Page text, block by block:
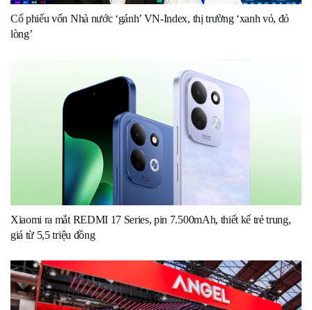
Cổ phiếu vốn Nhà nước ‘gánh’ VN-Index, thị trường ‘xanh vỏ, đỏ
lòng’
Xiaomi ra mắt REDMI 17 Series, pin 7.500mAh, thiết kế trẻ trung,
giá từ 5,5 triệu đồng